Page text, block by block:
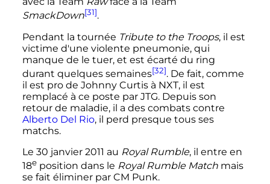
SmackDown[31].
Pendant la tournée Tribute to the Troops, il est
victime d'une violente pneumonie, qui
manque de le tuer, et est écarté du ring
durant quelques semaines[32]. De fait, comme
il est pro de Johnny Curtis à NXT, il est
remplacé à ce poste par JTG. Depuis son
retour de maladie, il a des combats contre
Alberto Del Rio, il perd presque tous ses
matchs.
Le 30 janvier 2011 au Royal Rumble, il entre en
18e position dans le Royal Rumble Matchmais
se fait éliminer par CM Punk.